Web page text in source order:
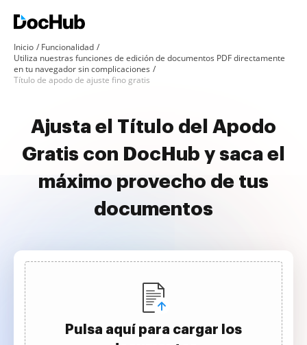
Inicio
Funcionalidad
Utiliza nuestras funciones de edición de documentos PDF directamente
en tu navegador sin complicaciones
Título de apodo de ajuste fino gratis
Ajusta el Título del Apodo
Gratis con DocHub y saca el
máximo provecho de tus
documentos
Pulsa aquí para cargar los